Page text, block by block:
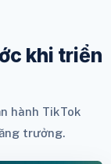
khi triển
hành TikTok
trưởng.